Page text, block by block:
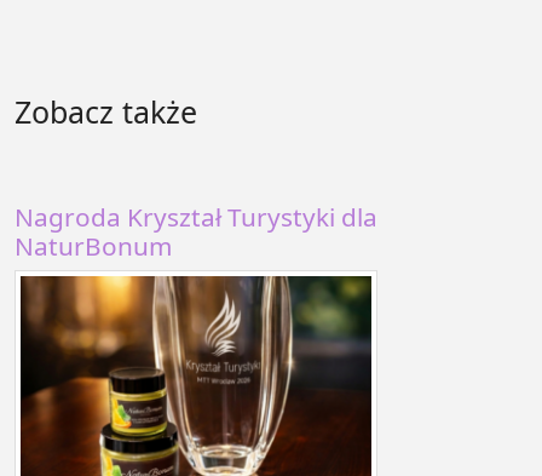
Zobacz także
Nagroda Kryształ Turystyki dla
NaturBonum